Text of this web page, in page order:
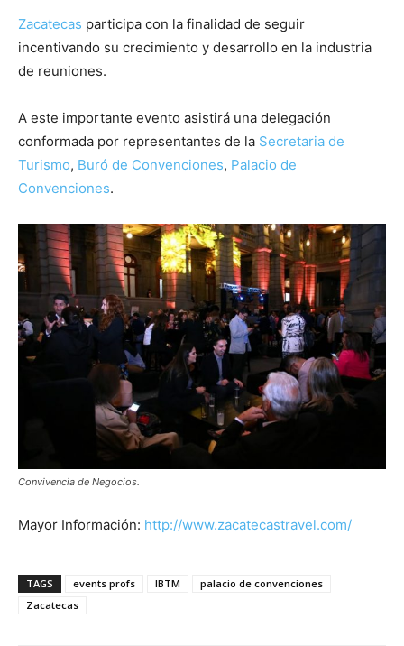
Zacatecas participa con la finalidad de seguir
incentivando su crecimiento y desarrollo en la industria
de reuniones.
A este importante evento asistirá una delegación
conformada por representantes de la Secretaria de
Turismo, Buró de Convenciones, Palacio de
Convenciones.
Convivencia de Negocios.
Mayor Información: http://www.zacatecastravel.com/
TAGS events profs IBTM
palacio de convenciones
Zacatecas